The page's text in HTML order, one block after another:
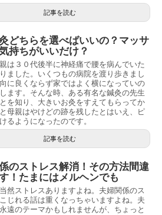
記事を読む
どちらを選べばいいの？マッサ
持ちがいいだけ？
は３０代後半に神経痛で腰を病んでいた
ました。いくつもの病院を渡り歩きまし
に良くならず家ではよく横になっていの
ます。そんな時、ある有名な鍼灸の先生
を知り、大きいお灸をすえてもらってか
母親はやけどの跡を残したとはいえ、ピ
るようになったのです。
記事を読む
のストレス解消！その方法間違
！たまにはメルヘンでも
然ストレスありますよね。夫婦関係のス
じれる話は重くなっちゃいますよね。夫
遠のテーマかもしれませんが、ちょっと